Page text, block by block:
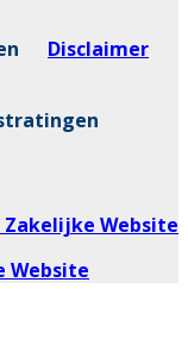
Disclaimer
Zakelijke Website
Website